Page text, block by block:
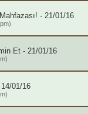
- 21/01/16
Et - 21/01/16
01/16